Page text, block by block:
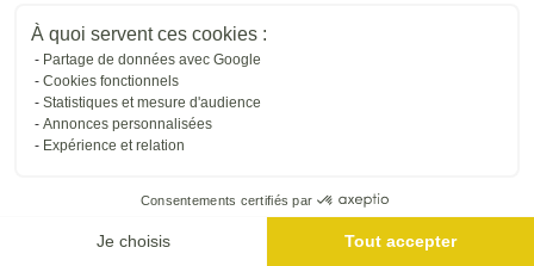
À quoi servent ces cookies :
Partage de données avec Google
Cookies fonctionnels
Statistiques et mesure d'audience
Annonces personnalisées
Expérience et relation
Consentements certifiés par
Je choisis Tout accepter
Trouver une entreprise proche de chez vous